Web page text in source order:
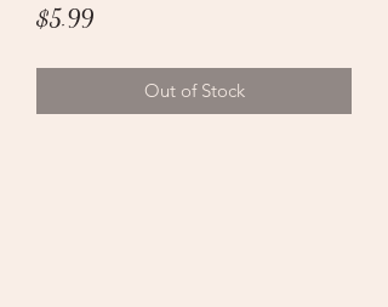
$5.99Price
Out of Stock